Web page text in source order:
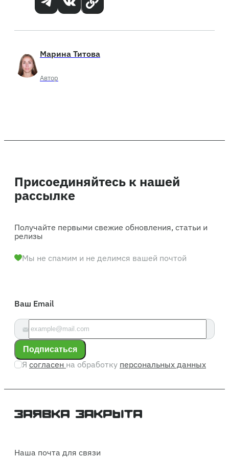
Марина Титова
Автор
Присоединяйтесь к нашей
рассылке
Получайте первыми свежие обновления, статьи и
релизы
Мы не спамим и не делимся вашей почтой
Ваш Email
Подписаться
Ясогласенна обработку персональных данных
Наша почта для связи